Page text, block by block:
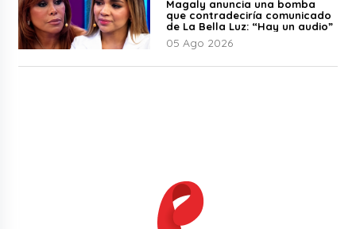
Magaly anuncia una bomba
que contradeciría comunicado
de La Bella Luz: “Hay un audio”
05 Ago 2026